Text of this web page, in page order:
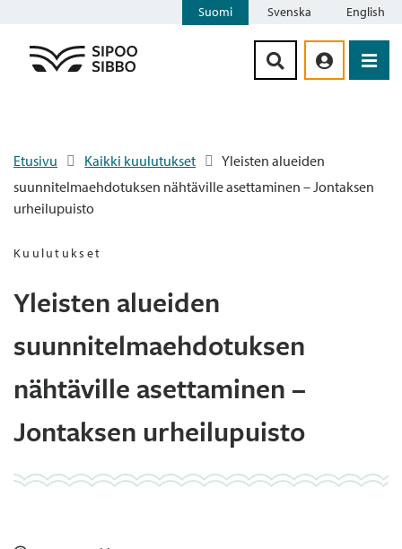
Suomi Svenska English
Etusivu Kaikki kuulutukset
Yleisten alueiden
suunnitelmaehdotuksen nähtäville asettaminen – Jontaksen
urheilupuisto
Kuulutukset
Yleisten alueiden
suunnitelmaehdotuksen
nähtäville asettaminen –
Jontaksen urheilupuisto